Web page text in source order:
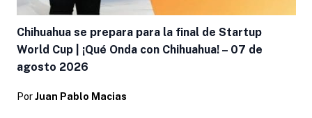
Chihuahua se prepara para la final de Startup
World Cup | ¡Qué Onda con Chihuahua! – 07 de
agosto 2026
Por Juan Pablo Macias